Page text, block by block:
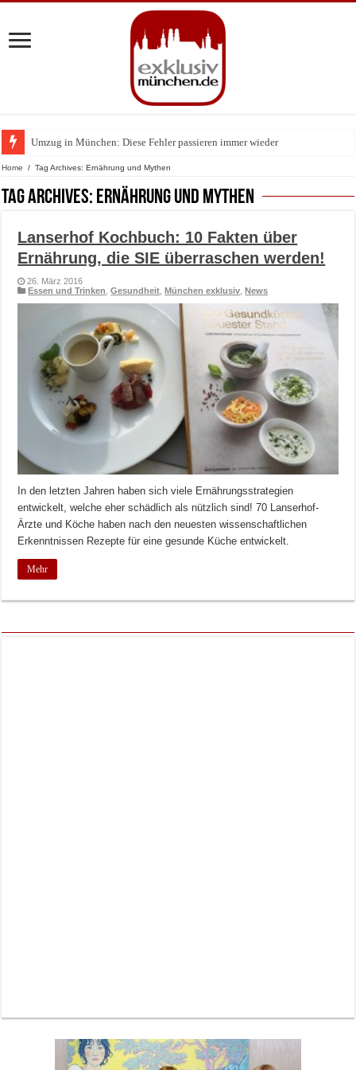
Umzug in München: Diese Fehler passieren immer wieder
Home / Tag Archives: Ernährung und Mythen
Tag Archives: Ernährung und Mythen
Lanserhof Kochbuch: 10 Fakten über
Ernährung, die SIE überraschen werden!
26. März 2016
Essen und Trinken ,Gesundheit ,München exklusiv ,News
In den letzten Jahren haben sich viele Ernährungsstrategien
entwickelt, welche eher schädlich als nützlich sind! 70 Lanserhof-
Ärzte und Köche haben nach den neuesten wissenschaftlichen
Erkenntnissen Rezepte für eine gesunde Küche entwickelt.
Mehr